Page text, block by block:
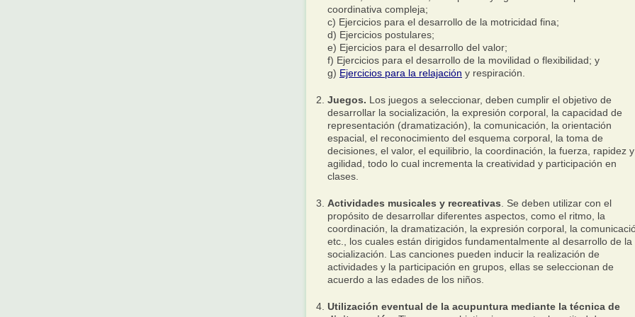
coordinativa compleja;
c) Ejercicios para el desarrollo de la motricidad fina;
d) Ejercicios postulares;
e) Ejercicios para el desarrollo del valor;
f) Ejercicios para el desarrollo de la movilidad o flexibilidad; y
g) Ejercicios para la relajación y respiración.
Juegos. Los juegos a seleccionar, deben cumplir el objetivo de
desarrollar la socialización, la expresión corporal, la capacidad de
representación (dramatización), la comunicación, la orientación
espacial, el reconocimiento del esquema corporal, la toma de
decisiones, el valor, el equilibrio, la coordinación, la fuerza, rapidez y
agilidad, todo lo cual incrementa la creatividad y participación en
clases.
Actividades musicales y recreativas . Se deben utilizar con el
propósito de desarrollar diferentes aspectos, como el ritmo, la
coordinación, la dramatización, la expresión corporal, la
etc., los cuales están dirigidos fundamentalmente al desarrollo de la
socialización. Las canciones pueden inducir la realización de
actividades y la participación en grupos, ellas se seleccionan de
acuerdo a las edades de los niños.
Utilización eventual de la acupuntura mediante la técnica de